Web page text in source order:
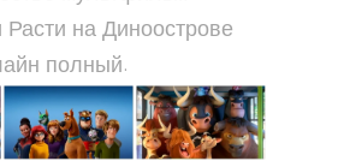
на Диноострове
полный.